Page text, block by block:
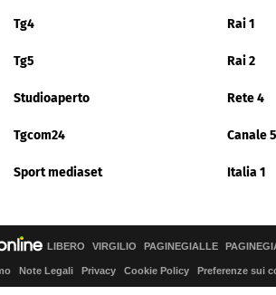
Tg4 Rai 1
Tg5 Rai 2
Studioaperto Rete 4
Tgcom24 Canale 5
Sport mediaset Italia 1
LIBERO VIRGILIO PAGINEGIALLE
Note Legali Privacy Cookie Policy Preferenze sui